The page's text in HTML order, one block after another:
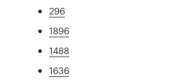
296
1896
1488
1636